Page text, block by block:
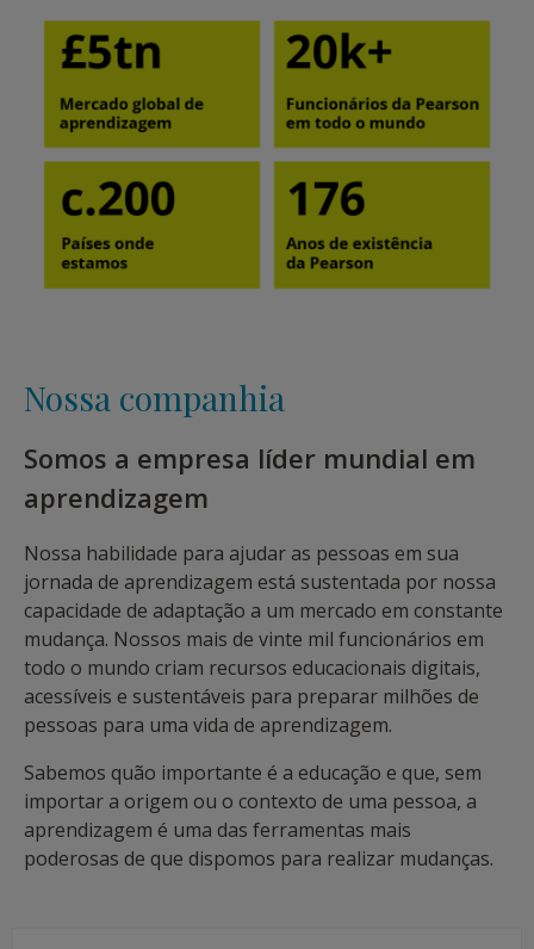
Nossa companhia
Somos a empresa líder mundial em
aprendizagem
Nossa habilidade para ajudar as pessoas em sua
jornada de aprendizagem está sustentada por nossa
capacidade de adaptação a um mercado em constante
mudança. Nossos mais de vinte mil funcionários em
todo o mundo criam recursos educacionais digitais,
acessíveis e sustentáveis ​​para preparar milhões de
pessoas para uma vida de aprendizagem.
Sabemos quão importante é a educação e que, sem
importar a origem ou o contexto de uma pessoa, a
aprendizagem é uma das ferramentas mais
poderosas de que dispomos para realizar mudanças.